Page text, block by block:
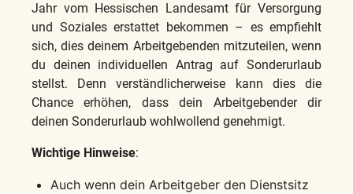
Jahr vom Hessischen Landesamt für Versorgung
und Soziales erstattet bekommen – es empfiehlt
sich, dies deinem Arbeitgebenden mitzuteilen, wenn
du deinen individuellen Antrag auf Sonderurlaub
stellst. Denn verständlicherweise kann dies die
Chance erhöhen, dass dein Arbeitgebender dir
deinen Sonderurlaub wohlwollend genehmigt.
Wichtige Hinweise:
Auch wenn dein Arbeitgeber den Dienstsitz